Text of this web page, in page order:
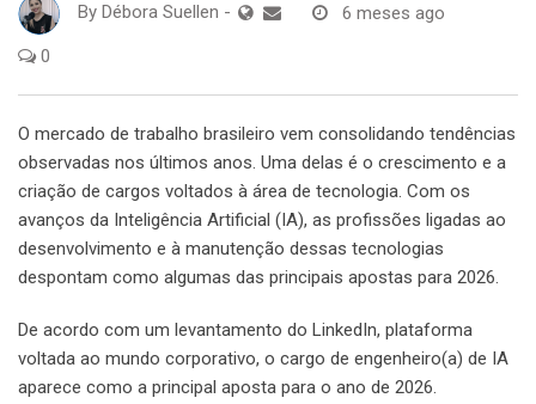
By Débora Suellen - 6 meses ago
0
O mercado de trabalho brasileiro vem consolidando tendências
observadas nos últimos anos. Uma delas é o crescimento e a
criação de cargos voltados à área de tecnologia. Com os
avanços da Inteligência Artificial (IA), as profissões ligadas ao
desenvolvimento e à manutenção dessas tecnologias
despontam como algumas das principais apostas para 2026.
De acordo com um levantamento do LinkedIn, plataforma
voltada ao mundo corporativo, o cargo de engenheiro(a) de IA
aparece como a principal aposta para o ano de 2026.